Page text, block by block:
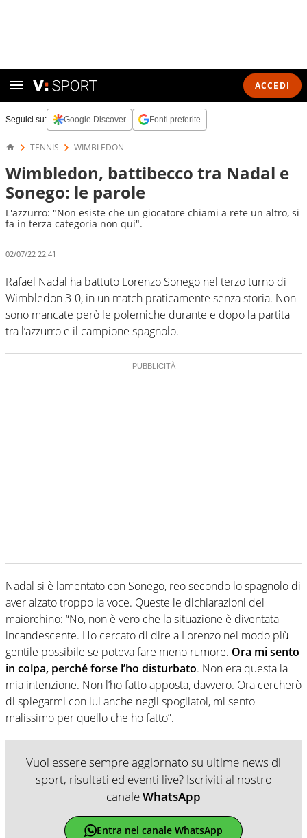
ACCEDI
Seguici su: Google Discover Fonti preferite
TENNIS WIMBLEDON
Wimbledon, battibecco tra Nadal e
Sonego: le parole
L'azzurro: "Non esiste che un giocatore chiami a rete un altro, si
fa in terza categoria non qui".
02/07/22 22:41
Rafael Nadal ha battuto Lorenzo Sonego nel terzo turno di
Wimbledon 3-0, in un match praticamente senza storia. Non
sono mancate però le polemiche durante e dopo la partita
tra l’azzurro e il campione spagnolo.
Nadal si è lamentato con Sonego, reo secondo lo spagnolo di
aver alzato troppo la voce. Queste le dichiarazioni del
maiorchino: “No, non è vero che la situazione è diventata
incandescente. Ho cercato di dire a Lorenzo nel modo più
gentile possibile se poteva fare meno rumore. Ora mi sento
in colpa, perché forse l’ho disturbato. Non era questa la
mia intenzione. Non l’ho fatto apposta, davvero. Ora cercherò
di spiegarmi con lui anche negli spogliatoi, mi sento
malissimo per quello che ho fatto”.
Vuoi essere sempre aggiornato su ultime news di
sport, risultati ed eventi live? Iscriviti al nostro
canaleWhatsApp
Entra nel canale WhatsApp